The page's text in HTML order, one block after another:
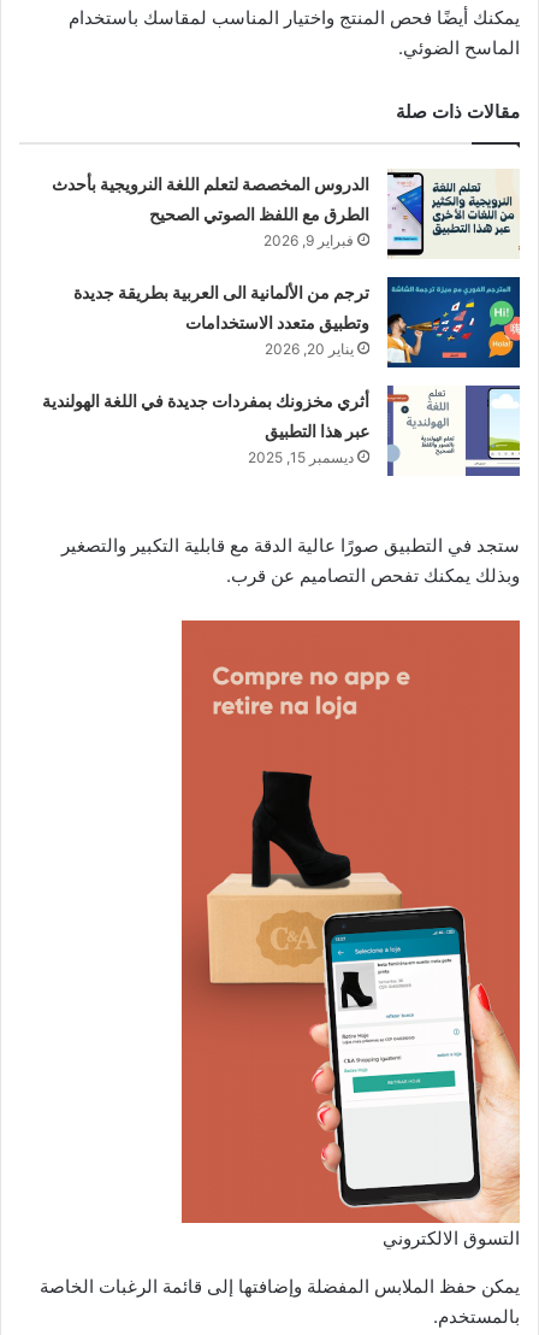
يمكنك أيضًا فحص المنتج واختيار المناسب لمقاسك باستخدام
الماسح الضوئي.
مقالات ذات صلة
الدروس المخصصة لتعلم اللغة النرويجية بأحدث
الطرق مع اللفظ الصوتي الصحيح
فبراير 9, 2026
ترجم من الألمانية الى العربية بطريقة جديدة
وتطبيق متعدد الاستخدامات
يناير 20, 2026
أثري مخزونك بمفردات جديدة في اللغة الهولندية
عبر هذا التطبيق
ديسمبر 15, 2025
ستجد في التطبيق صورًا عالية الدقة مع قابلية التكبير والتصغير
وبذلك يمكنك تفحص التصاميم عن قرب.
التسوق الالكتروني
يمكن حفظ الملابس المفضلة وإضافتها إلى قائمة الرغبات الخاصة
بالمستخدم.